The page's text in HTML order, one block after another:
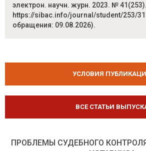
электрон. научн. журн. 2023. № 41(253).
https://sibac.info/journal/student/253/
обращения: 09.08.2026).
УСЛОВИЯ
ВСЕ СТАТЬИ
ПРОБЛЕМЫ СУДЕБНОГО